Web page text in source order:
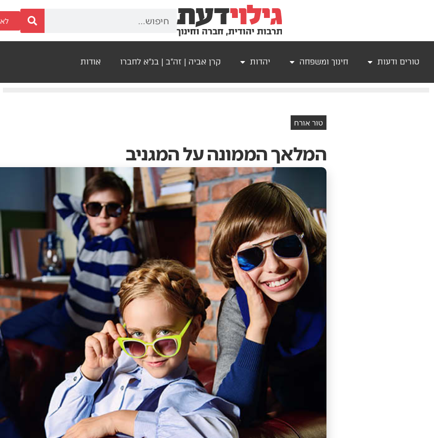
טורים ודעות חינוך ומשפחה יהדות קרן אביה | זה"ב | בנ"א לחברו אודות
טור אורח
המלאך הממונה על המגניב